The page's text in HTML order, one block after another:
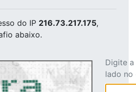
do IP 216.73.217.175,
abaixo.
Digite
lado no